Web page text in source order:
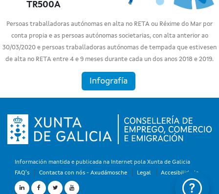
TR500A
Persoas traballadoras autónomas en alta no RETA ou Réxime do Mar por
conta propia e as persoas autónomas societarias, con alta anterior ao
30/03/2020 e persoas traballadoras autónomas de tempada que estivesen
de alta no RETA entre 4 e 9 meses durante cada un dos anos 2018 e 2019.
Infografía
Información mantida e publicada na Internet pola Xunta de Galicia
FAQ's
Contacta con nós - Axudámosche Legal Accesibilidade